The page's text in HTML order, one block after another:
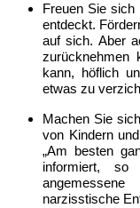
Freuen Sie
entdeckt.
auf sich. Aber
zurücknehmen
kann, höflich
etwas zu
Machen Sie
von Kindern
„Am besten
informiert,
narzisstische